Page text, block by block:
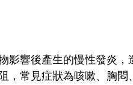
影響後產生的慢性發炎，
，常見症狀為咳嗽、胸悶